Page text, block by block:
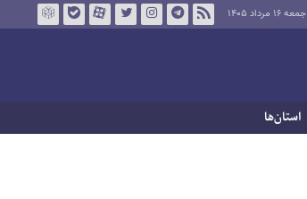
جمعه ۱۶ مرداد ۱۴۰۵
استان‌ها